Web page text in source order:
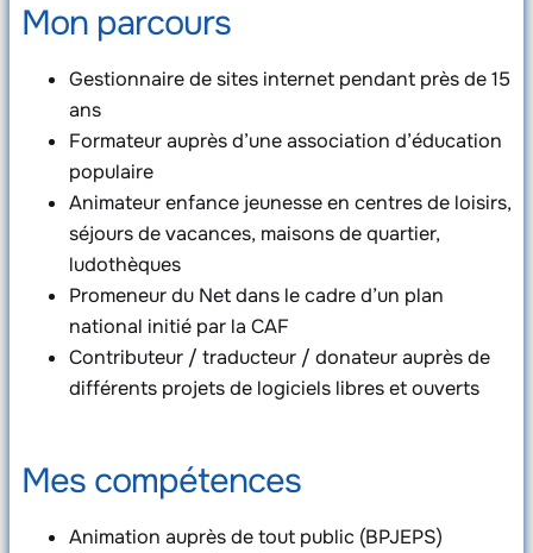
Mon parcours
Gestionnaire de sites internet pendant près de 15
ans
Formateur auprès d’une association d’éducation
populaire
Animateur enfance jeunesse en centres de loisirs,
séjours de vacances, maisons de quartier,
ludothèques
Promeneur du Net dans le cadre d’un plan
national initié par la CAF
Contributeur / traducteur / donateur auprès de
différents projets de logiciels libres et ouverts
Mes compétences
Animation auprès de tout public (BPJEPS)